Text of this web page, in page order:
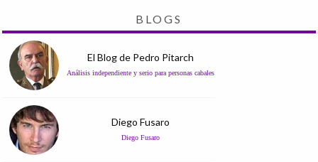
BLOGS
El Blog de Pedro Pitarch
Análisis independiente y serio para personas cabales
Diego Fusaro
Diego Fusaro